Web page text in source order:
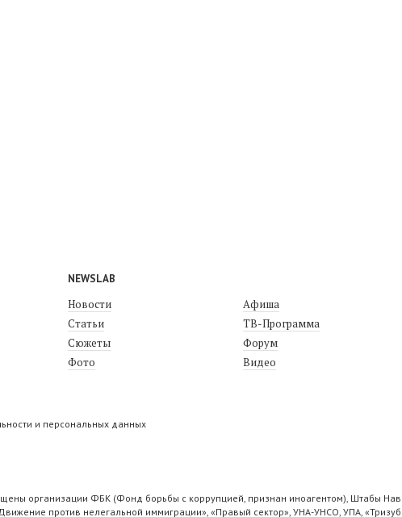
NEWSLAB
Новости
Статьи
Сюжеты
Фото
Афиша
ТВ-Программа
Форум
Видео
и персональных данных
организации ФБК (Фонд борьбы с коррупцией, признан иноагентом), Штабы
против нелегальной иммиграции», «Правый сектор», УНА-УНСО, УПА,